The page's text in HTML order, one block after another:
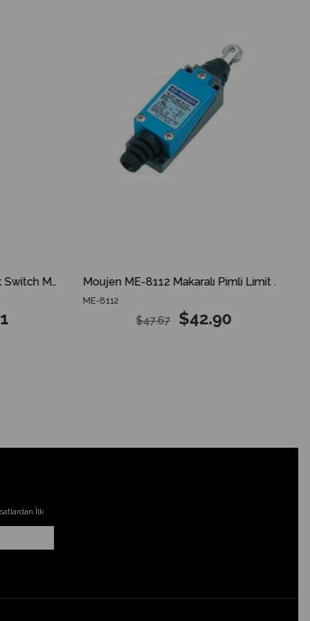
Moujen ME-8111 Pimli Limit Switch ME 8111 ME8111 Moujen ME-8112 Makaralı Pimli Limit Switch ME 8112 ME8112
ME-8112
$42.90
$47.67
İlk